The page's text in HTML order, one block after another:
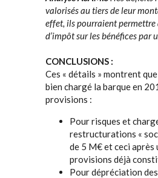
valorisés au tiers de leur
effet, ils pourraient permettre
d’impôt sur les bénéfices par
CONCLUSIONS :
Ces « détails » montrent
bien chargé la barque en
provisions :
Pour risques et
restructurations «
de 5 M€ et ceci
provisions déjà
Pour dépréciation